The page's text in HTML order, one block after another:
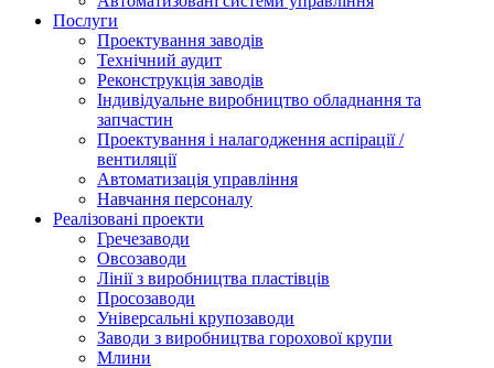
Послуги
Проектування заводів
Технічний аудит
Реконструкція заводів
Індивідуальне виробництво обладнання та
запчастин
Проектування і налагодження аспірації /
вентиляції
Автоматизація управління
Навчання персоналу
Реалізовані проекти
Гречезаводи
Овсозаводи
Лінії з виробництва пластівців
Просозаводи
Універсальні крупозаводи
Заводи з виробництва горохової крупи
Млини